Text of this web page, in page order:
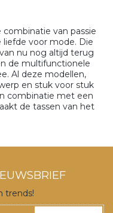
van passie
voor mode. Die
nu nog altijd terug
de multifunctionele
Al deze modellen,
en stuk voor stuk
combinatie met een
de tassen van het
trends!